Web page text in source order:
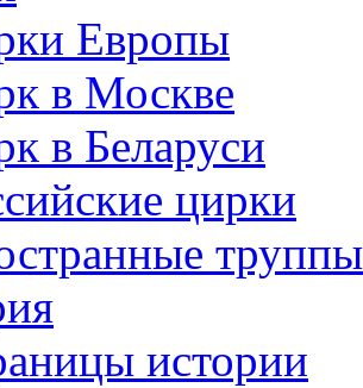
Европы
в Москве
в Беларуси
цирки
труппы
истории